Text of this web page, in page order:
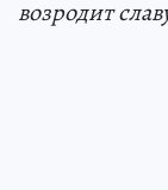
возродит